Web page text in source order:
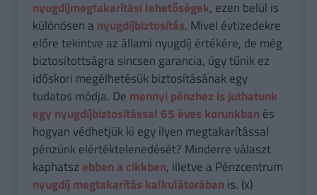
nyugdíjmegtakarítási lehetőségek, ezen belül is
különösen a nyugdíjbiztosítás. Mivel évtizedekre
előre tekintve az állami nyugdíj értékére, de még
biztosítottságra sincsen garancia, úgy tűnik ez
időskori megélhetésük biztosításának egy
tudatos módja. De mennyi pénzhez is juthatunk
egy nyugdíjbiztosítással 65 éves korunkban és
hogyan védhetjük ki egy ilyen megtakarítással
pénzünk elértéktelenedését? Minderre választ
kaphatsz ebben a cikkben, illetve a Pénzcentrum
nyugdíj megtakarítás kalkulátorában is. (x)